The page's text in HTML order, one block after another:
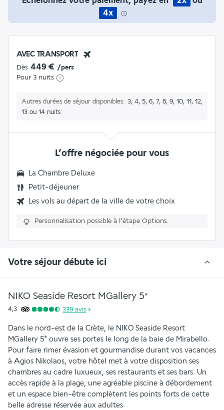
4x
AVEC TRANSPORT
Dès 449 € /pers
Pour 3 nuits
Autres durées de séjour disponibles
3, 4, 5, 6, 7, 8, 9, 10, 11, 12,
13 ou 14 nuits
L’offre négociée pour vous
La Chambre Deluxe
Petit-déjeuner
Les vols au départ de la ville de votre choix
Personnalisation possible à l’étape Options.
Votre séjour débute ici
NIKO Seaside Resort MGallery 5*
4,3 339 avis
Dans le nord-est de la Crète, le NIKO Seaside Resort
MGallery 5* ouvre ses portes le long de la baie de Mirabello.
Pour faire rimer évasion et gourmandise durant vos vacances
à Agios Nikolaos, votre hôtel met à votre disposition ses
chambres au cadre luxueux, ses restaurants et ses bars. Un
accès rapide à la plage, une agréable piscine à débordement
et un espace bien-être complètent les points forts de cette
belle adresse réservée aux adultes.